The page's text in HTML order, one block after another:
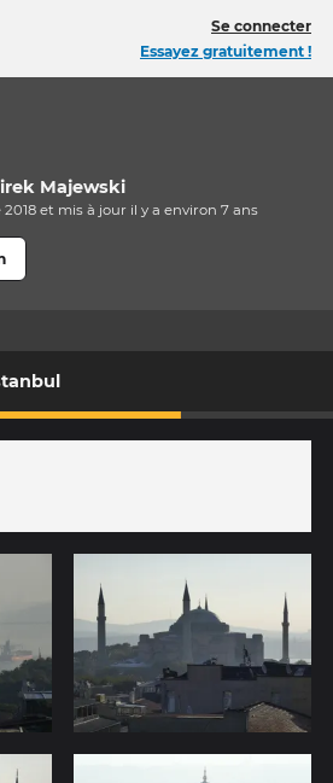
Se connecter
Essayez gratuitement !
Majewski
et mis à jour il y aenviron 7 ans